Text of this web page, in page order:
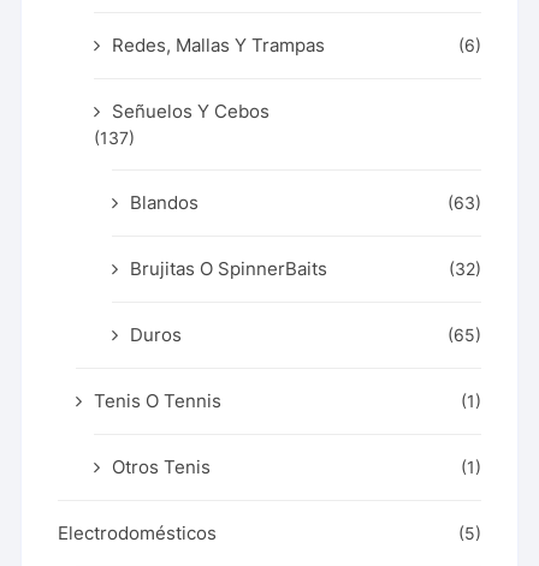
Redes, Mallas Y Trampas (6)
Señuelos Y Cebos
(137)
Blandos (63)
Brujitas O SpinnerBaits (32)
Duros (65)
Tenis O Tennis (1)
Otros Tenis (1)
Electrodomésticos (5)